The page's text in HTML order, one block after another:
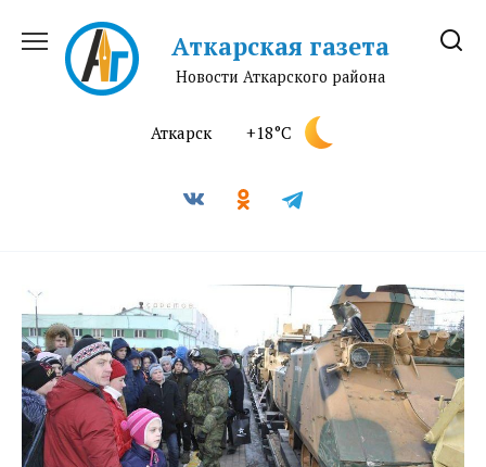
содержанию
Аткарская газета
Новости Аткарского района
Аткарск +18°C